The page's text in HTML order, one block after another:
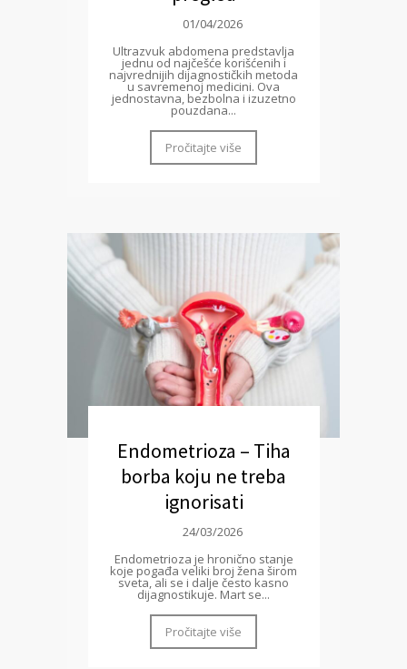
01/04/2026
Ultrazvuk abdomena predstavlja
jednu od najčešće korišćenih i
najvrednijih dijagnostičkih metoda
u savremenoj medicini. Ova
jednostavna, bezbolna i izuzetno
pouzdana...
Pročitajte više
Endometrioza – Tiha
borba koju ne treba
ignorisati
24/03/2026
Endometrioza je hronično stanje
koje pogađa veliki broj žena širom
sveta, ali se i dalje često kasno
dijagnostikuje. Mart se...
Pročitajte više